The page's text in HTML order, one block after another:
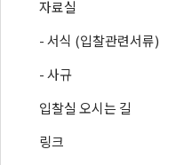
자료실
- 서식 (입찰관련서류)
- 사규
입찰실 오시는 길
링크